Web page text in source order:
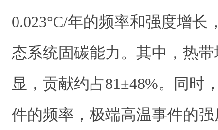
0.023­°C/年的频率和强度增长
态系统固碳能力。其中，热
显，贡献约占81±48%。同时
件的频率，极端高温事件的